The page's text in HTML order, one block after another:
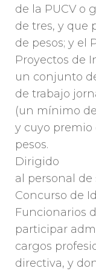
de la PUCV o
de tres, y que
de pesos; y el
Proyectos de
un conjunto
de trabajo
(un mínimo
y cuyo premio
pesos.
Dirigido
al personal de
Concurso de
Funcionarios
participar
cargos
directiva, y